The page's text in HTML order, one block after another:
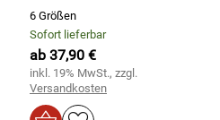
6 Größen
Sofort lieferbar
ab 37,90 €
inkl. 19% MwSt., zzgl.
Versandkosten